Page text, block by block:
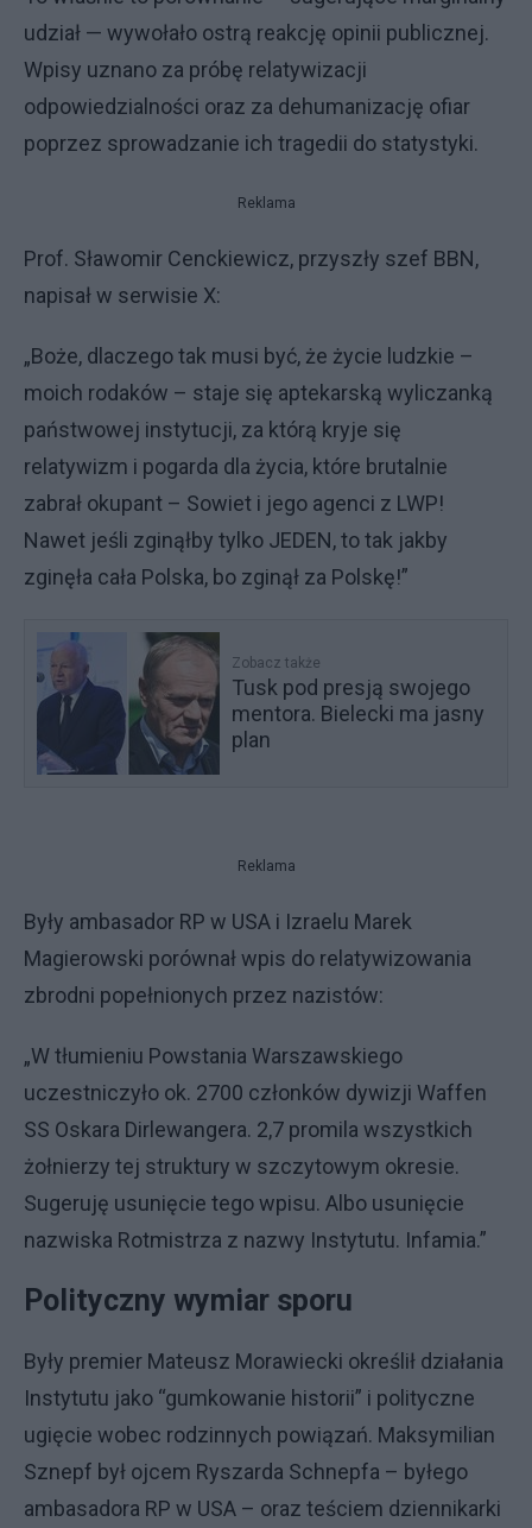
udział — wywołało ostrą reakcję opinii publicznej.
Wpisy uznano za próbę relatywizacji
odpowiedzialności oraz za dehumanizację ofiar
poprzez sprowadzanie ich tragedii do statystyki.
Reklama
Prof. Sławomir Cenckiewicz, przyszły szef BBN,
napisał w serwisie X:
„Boże, dlaczego tak musi być, że życie ludzkie –
moich rodaków – staje się aptekarską wyliczanką
państwowej instytucji, za którą kryje się
relatywizm i pogarda dla życia, które brutalnie
zabrał okupant – Sowiet i jego agenci z LWP!
Nawet jeśli zginąłby tylko JEDEN, to tak jakby
zginęła cała Polska, bo zginął za Polskę!”
Zobacz także
Tusk pod presją swojego
mentora. Bielecki ma jasny
plan
Reklama
Były ambasador RP w USA i Izraelu Marek
Magierowski porównał wpis do relatywizowania
zbrodni popełnionych przez nazistów:
„W tłumieniu Powstania Warszawskiego
uczestniczyło ok. 2700 członków dywizji Waffen
SS Oskara Dirlewangera. 2,7 promila wszystkich
żołnierzy tej struktury w szczytowym okresie.
Sugeruję usunięcie tego wpisu. Albo usunięcie
nazwiska Rotmistrza z nazwy Instytutu. Infamia.”
Polityczny wymiar sporu
Były premier Mateusz Morawiecki określił działania
Instytutu jako “gumkowanie historii” i polityczne
ugięcie wobec rodzinnych powiązań. Maksymilian
Sznepf był ojcem Ryszarda Schnepfa – byłego
ambasadora RP w USA – oraz teściem dziennikarki